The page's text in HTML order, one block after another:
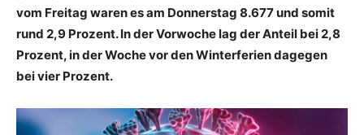
vom Freitag waren es am Donnerstag 8.677 und somit
rund 2,9 Prozent. In der Vorwoche lag der Anteil bei 2,8
Prozent, in der Woche vor den Winterferien dagegen
bei vier Prozent.